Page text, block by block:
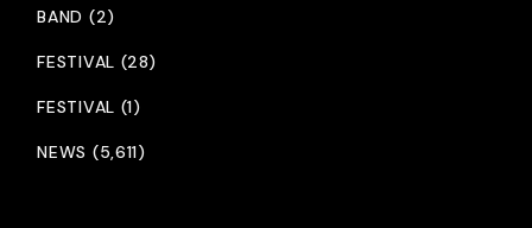
BAND (2)
FESTIVAL (28)
FESTIVAL (1)
NEWS (5,611)